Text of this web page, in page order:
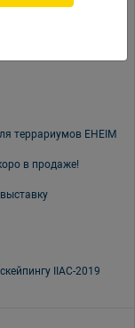
террариумов EHEIM
в продаже!
IIAC-2019